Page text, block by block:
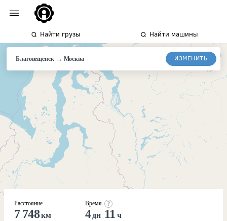
Найти грузы Найти машины
Благовещенск→ Москва ИЗМЕНИТЬ
Расстояние
7 748км
Время
4 дн 11 ч